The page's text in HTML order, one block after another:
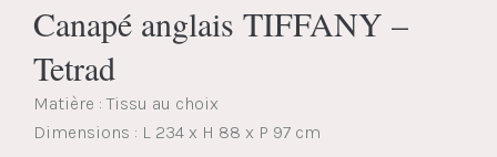
Canapé anglais TIFFANY –
Tetrad
Matière : Tissu au choix
Dimensions : L 234 x H 88 x P 97 cm